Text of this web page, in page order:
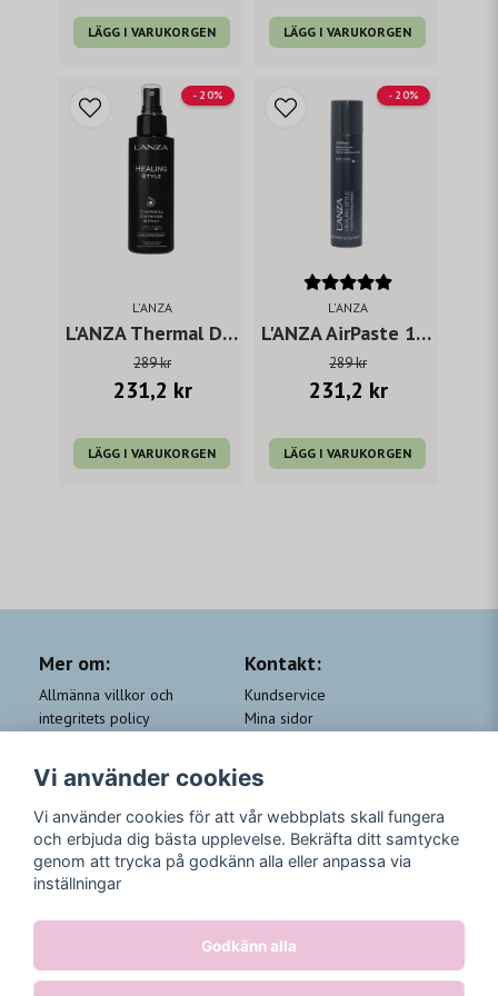
LÄGG I VARUKORGEN LÄGG I VARUKORGEN
L'ANZA
L'ANZA Thermal Defense
289 kr
231,2 kr
LÄGG I VARUKORGEN
- 20%
L'ANZA
L'ANZA AirPaste 167 ml
289 kr
231,2 kr
LÄGG I VARUKORGEN
- 20%
Mer om:
Allmänna villkor och
integritets policy
QA
Kundklubb Beauty for you
Kontakt:
Kundservice
Mina sidor
Returer
Trygga Betalningar
Följ oss
Instagram
Vi använder cookies
Vi använder cookies för att vår webbplats skall fungera
och erbjuda dig bästa upplevelse. Bekräfta ditt samtycke
genom att trycka på godkänn alla eller anpassa via
inställningar
Godkänn alla